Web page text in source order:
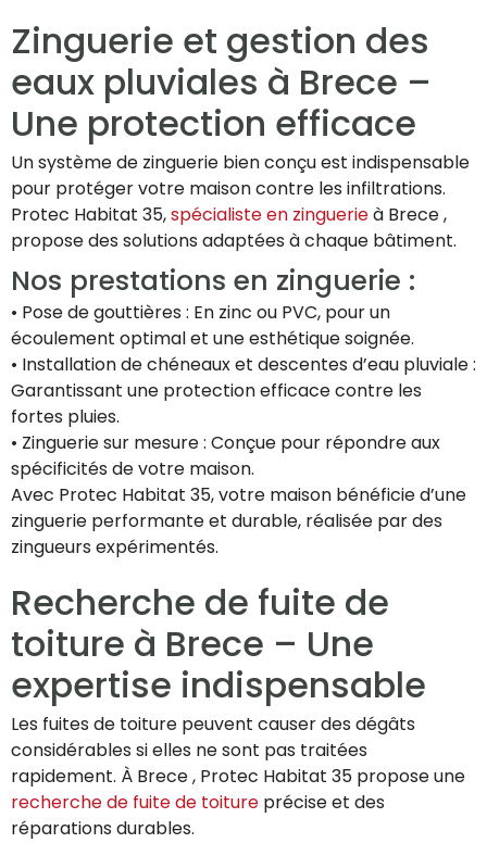
Zinguerie et gestion des
eaux pluviales à Brece –
Une protection efficace
Un système de zinguerie bien conçu est indispensable
pour protéger votre maison contre les infiltrations.
Protec Habitat 35,spécialiste en zinguerieà Brece ,
propose des solutions adaptées à chaque bâtiment.
Nos prestations en zinguerie :
• Pose de gouttières : En zinc ou PVC, pour un
écoulement optimal et une esthétique soignée.
• Installation de chéneaux et descentes d’eau pluviale :
Garantissant une protection efficace contre les
fortes pluies.
• Zinguerie sur mesure : Conçue pour répondre aux
spécificités de votre maison.
Avec Protec Habitat 35, votre maison bénéficie d’une
zinguerie performante et durable, réalisée par des
zingueurs expérimentés.
Recherche de fuite de
toiture à Brece – Une
expertise indispensable
Les fuites de toiture peuvent causer des dégâts
considérables si elles ne sont pas traitées
rapidement. À Brece , Protec Habitat 35 propose une
recherche de fuite de toiture précise et des
réparations durables.